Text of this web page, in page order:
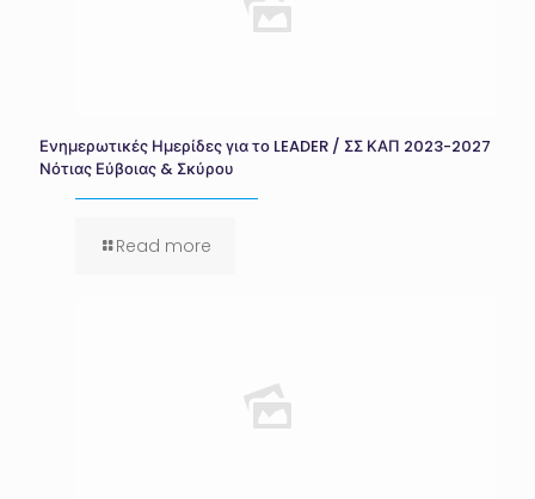
Ενημερωτικές Ημερίδες για το LEADER / ΣΣ ΚΑΠ 2023-2027
Νότιας Εύβοιας & Σκύρου
Read more